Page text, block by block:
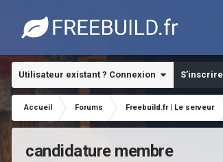
Utilisateur existant ? Connexion S’inscrire
Accueil Forums Freebuild.fr | Le serveur
candidature membre